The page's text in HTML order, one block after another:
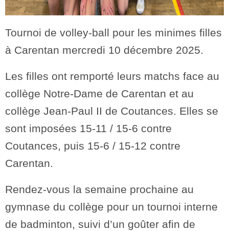
Tournoi de volley-ball pour les minimes filles
à Carentan mercredi 10 décembre 2025.
Les filles ont remporté leurs matchs face au
collège Notre-Dame de Carentan et au
collège Jean-Paul II de Coutances. Elles se
sont imposées 15-11 / 15-6 contre
Coutances, puis 15-6 / 15-12 contre
Carentan.
Rendez-vous la semaine prochaine au
gymnase du collège pour un tournoi interne
de badminton, suivi d’un goûter afin de